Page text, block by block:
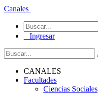
Canales
Ingresar
CANALES
Facultades
Ciencias Sociales